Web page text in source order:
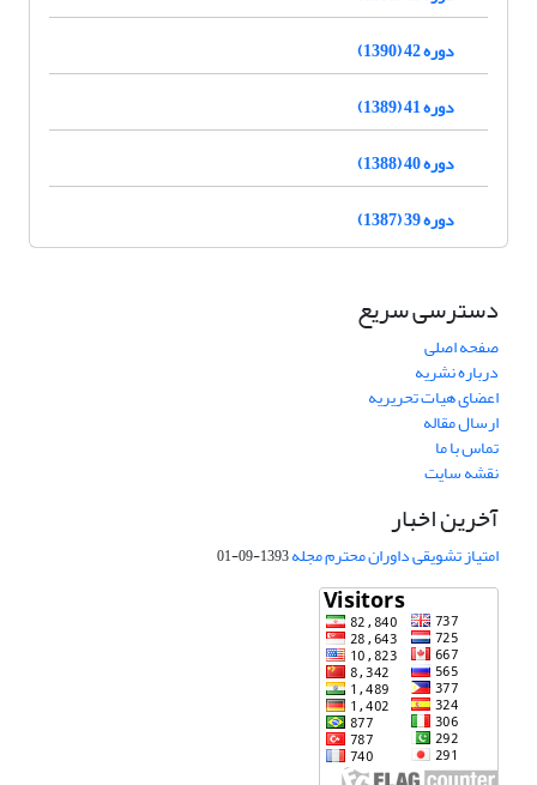
دوره 42 (1390)
دوره 41 (1389)
دوره 40 (1388)
دوره 39 (1387)
دسترسی سریع
صفحه اصلی
درباره نشریه
اعضای هیات تحریریه
ارسال مقاله
تماس با ما
نقشه سایت
آخرین اخبار
امتیاز تشویقی داوران محترم مجله1393-09-01